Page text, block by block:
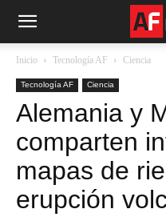
Inicio Tecnología AF Ciencia
Tecnología AF Ciencia
Alemania y
comparten
mapas de
erupción